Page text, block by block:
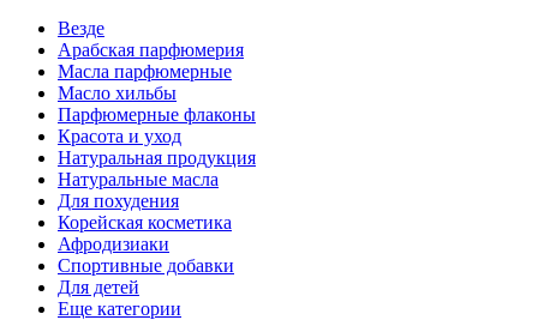
Везде
Арабская парфюмерия
Масла парфюмерные
Масло хильбы
Парфюмерные флаконы
Красота и уход
Натуральная продукция
Натуральные масла
Для похудения
Корейская косметика
Афродизиаки
Спортивные добавки
Для детей
Еще категории